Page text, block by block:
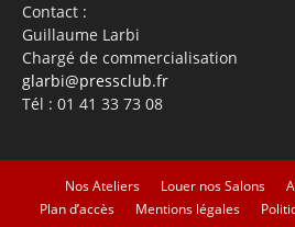
Contact :
Guillaume Larbi
Chargé de commercialisation
glarbi@pressclub.fr
Tél : 01 41 33 73 08
Nos Ateliers Louer nos Salons
Plan d’accès
Mentions légales